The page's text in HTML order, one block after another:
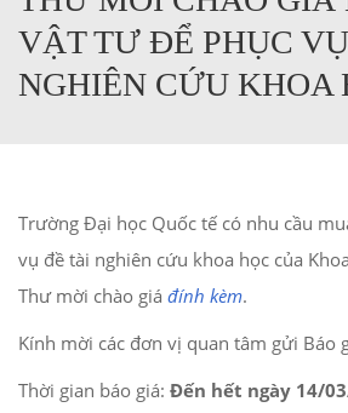
VẬT TƯ ĐỂ PHỤC
NGHIÊN CỨU KHOA
Trường Đại học Quốc tế có nhu cầu
vụ đề tài nghiên cứu khoa học của
Thư mời chào giá đính kèm.
Kính mời các đơn vị quan tâm gửi Báo
Thời gian báo giá: Đến hết ngày 14/